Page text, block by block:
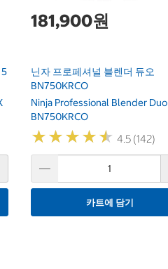
181,900원
닌자 프로페셔널 블렌더 듀오
BN750KRCO
Ninja Professional Blender Duo
BN750KRCO
★★★★★
★★★★★ 4.5 (142)
카트에 담기